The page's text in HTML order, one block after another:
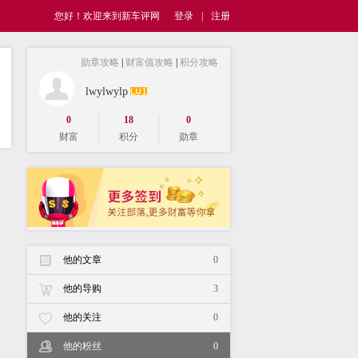
您好！欢迎来到新车评网 登录 注册
勋章攻略 财富值攻略 积分攻略
lwylwylp
0
财富
18
积分
0
勋章
0
他的文章
3
他的导购
0
他的关注
0
他的粉丝